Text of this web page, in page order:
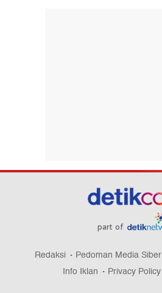
part of
Redaksi Pedoman Media Siber
Info Iklan
Privacy Policy